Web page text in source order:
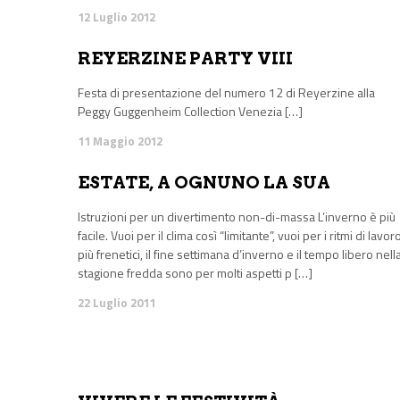
12 Luglio 2012
REYERZINE PARTY VIII
Festa di presentazione del numero 12 di Reyerzine alla
Peggy Guggenheim Collection Venezia […]
11 Maggio 2012
ESTATE, A OGNUNO LA SUA
Istruzioni per un divertimento non-di-massa L’inverno è più
facile. Vuoi per il clima così “limitante”, vuoi per i ritmi di
più frenetici, il fine settimana d’inverno e il tempo libero
stagione fredda sono per molti aspetti p […]
22 Luglio 2011